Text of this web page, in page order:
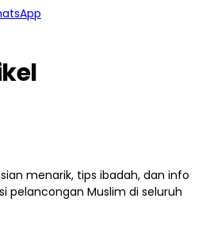
menarik, tips ibadah, dan info
pelancongan Muslim di seluruh